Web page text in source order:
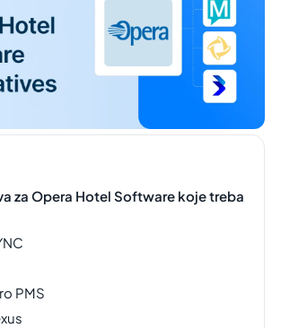
za Opera Hotel Software koje treba
PMS